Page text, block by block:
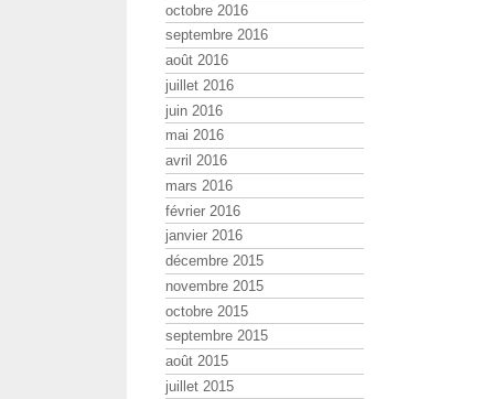
octobre 2016
septembre 2016
août 2016
juillet 2016
juin 2016
mai 2016
avril 2016
mars 2016
février 2016
janvier 2016
décembre 2015
novembre 2015
octobre 2015
septembre 2015
août 2015
juillet 2015